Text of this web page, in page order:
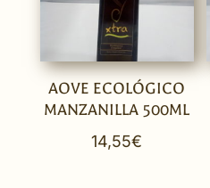
AOVE ECOLÓGICO
MANZANILLA 500ML
14,55€